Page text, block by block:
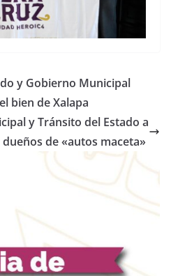
y Gobierno Municipal
bien de Xalapa
y Tránsito del Estado a
dueños de «autos maceta»